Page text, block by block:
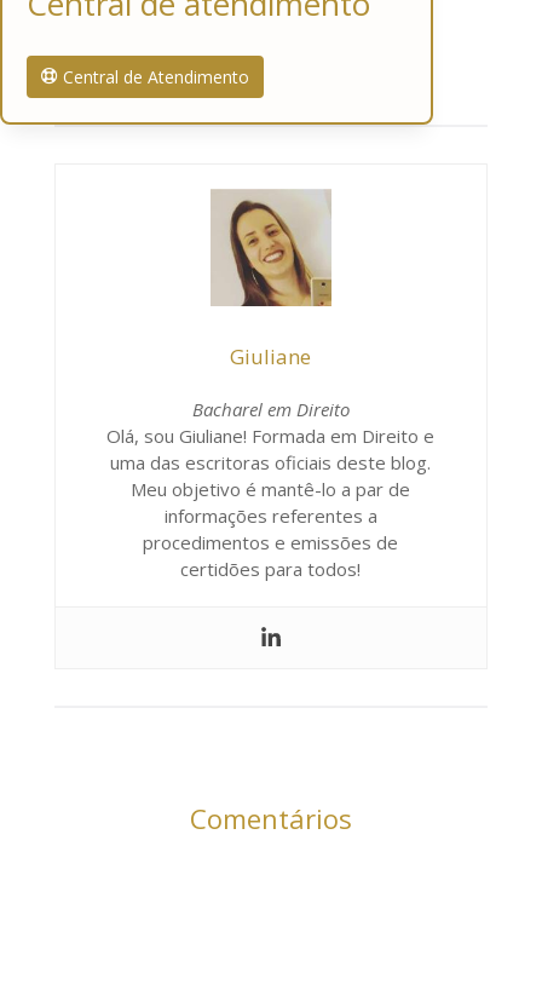
Central de Atendimento
Giuliane
Bacharel em Direito
Olá, sou Giuliane! Formada em Direito e
uma das escritoras oficiais deste blog.
Meu objetivo é mantê-lo a par de
informações referentes a
procedimentos e emissões de
certidões para todos!
Comentários